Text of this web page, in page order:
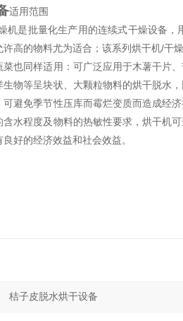
适用范围
机是批量化生产用的连续式干燥设备
高的物料尤为适合；该系列烘干机/干
也同样适用：可广泛应用于木薯干片
生物等呈块状、大颗粒物料的烘干脱水
避免季节性压库而霉烂变质而造成经
含水程度及物料的热敏性要求，烘干机
好的经济效益和社会效益。